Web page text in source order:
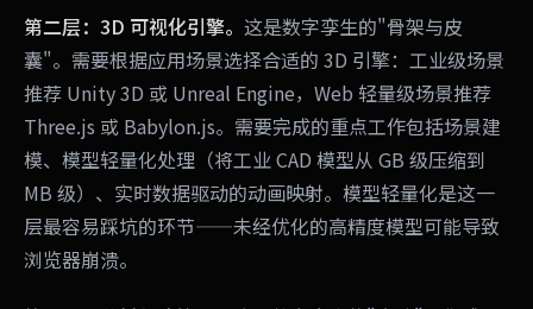
第二层：3D 可视化引擎。 这是数字孪生的"骨架与皮
囊"。需要根据应用场景选择合适的 3D 引擎：工业级场景
推荐 Unity 3D 或 Unreal Engine，Web 轻量级场景推荐
Three.js 或 Babylon.js。需要完成的重点工作包括场景建
模、模型轻量化处理（将工业 CAD 模型从 GB 级压缩到
MB 级）、实时数据驱动的动画映射。模型轻量化是这一
层最容易踩坑的环节——未经优化的高精度模型可能导致
浏览器崩溃。